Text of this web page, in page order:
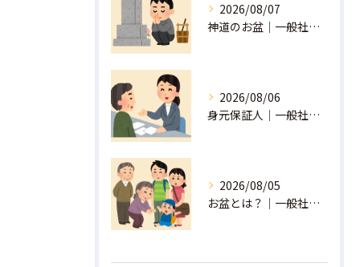
2026/08/07
神道のお盆｜一般社団法人 星月
2026/08/06
身元保証人｜一般社団法人 星月
2026/08/05
お盆とは？｜一般社団法人 星月